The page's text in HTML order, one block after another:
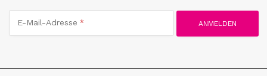
E-Mail-Adresse